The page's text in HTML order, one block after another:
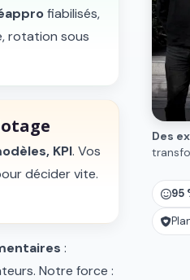
fiabilisés,
rotation sous
KPI. Vos
décider vite.
:
Notre force :
Des
95